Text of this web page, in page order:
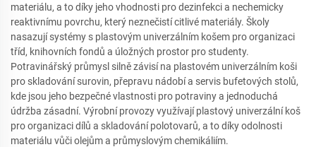
materiálu, a to díky jeho vhodnosti pro dezinfekci a nechemicky
reaktivnímu povrchu, který neznečistí citlivé materiály. Školy
nasazují systémy s plastovým univerzálním košem pro organizaci
tříd, knihovních fondů a úložných prostor pro studenty.
Potravinářský průmysl silně závisí na plastovém univerzálním koši
pro skladování surovin, přepravu nádobí a servis bufetových stolů,
kde jsou jeho bezpečné vlastnosti pro potraviny a jednoduchá
údržba zásadní. Výrobní provozy využívají plastový univerzální koš
pro organizaci dílů a skladování polotovarů, a to díky odolnosti
materiálu vůči olejům a průmyslovým chemikáliím.